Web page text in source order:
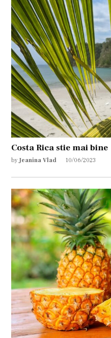
Costa Rica stie mai bine
by Jeanina Vlad 10/06/2023